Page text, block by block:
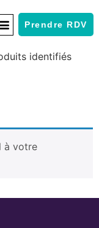
Prendre RDV
identifiés
à votre